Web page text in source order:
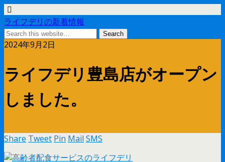
ライフデリの新着情報
2024年9月2日
ライフデリ豊島店がオープン
しました。
Share Tweet Pin Mail SMS